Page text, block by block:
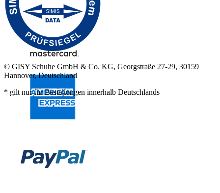
© GISY Schuhe GmbH & Co. KG, Georgstraße 27-29, 30159
Hannover, Deutschland
* gilt nur für Bestellungen innerhalb Deutschlands